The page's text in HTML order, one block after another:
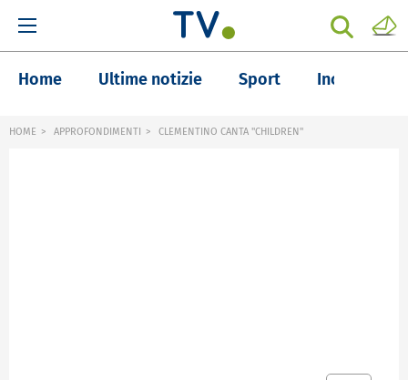
Home Ultime notizie Sport Inchieste
HOME APPROFONDIMENTI CLEMENTINO CANTA "CHILDREN"